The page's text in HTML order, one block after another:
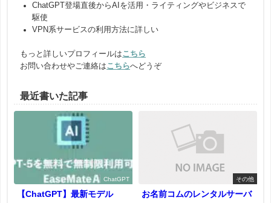
ChatGPT登場直後からAIを活用・ライティングやビジネスで
駆使
VPN系サービスの利用方法に詳しい
もっと詳しいプロフィールは こちら
お問い合わせやご連絡は こちらへどうぞ
最近書いた記事
ChatGPT
【ChatGPT】最新モデル
その他
お名前コムのレンタルサーバ